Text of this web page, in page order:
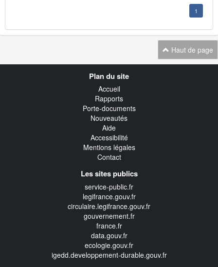
1
Haut de page
Plan du site
Accueil
Rapports
Porte-documents
Nouveautés
Aide
Accessibilité
Mentions légales
Contact
Les sites publics
service-public.fr
legifrance.gouv.fr
circulaire.legifrance.gouv.fr
gouvernement.fr
france.fr
data.gouv.fr
ecologie.gouv.fr
igedd.developpement-durable.gouv.fr